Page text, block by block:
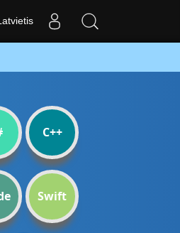
C++
Swift